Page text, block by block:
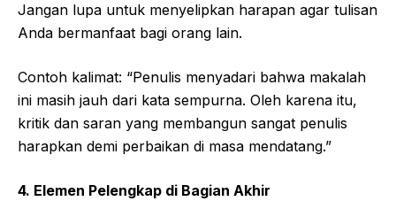
Jangan lupa untuk menyelipkan harapan agar tulisan
Anda bermanfaat bagi orang lain.
Contoh kalimat: “Penulis menyadari bahwa makalah
ini masih jauh dari kata sempurna. Oleh karena itu,
kritik dan saran yang membangun sangat penulis
harapkan demi perbaikan di masa mendatang.”
4. Elemen Pelengkap di Bagian Akhir